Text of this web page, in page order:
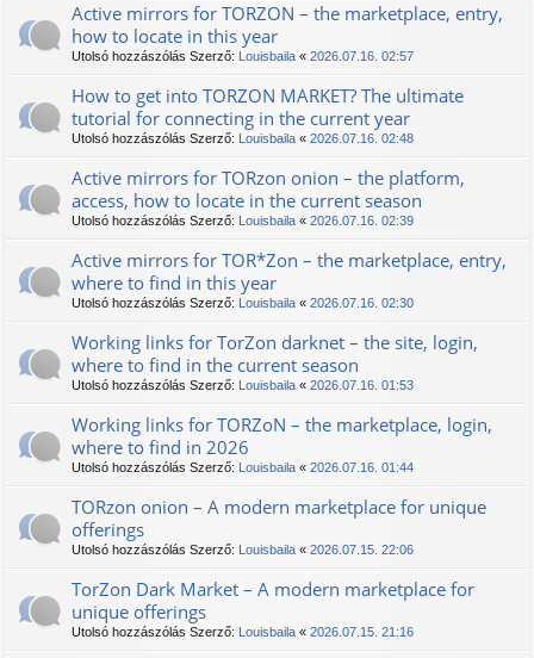
Active mirrors for ТОRZON – the marketplace, entry,
how to locate in this year
Utolsó hozzászólás Szerző: Louisbaila « 2026.07.16. 02:57
How to get into TORZON MARKET? The ultimate
tutorial for connecting in the current year
Utolsó hozzászólás Szerző: Louisbaila « 2026.07.16. 02:48
Active mirrors for TORzon onion – the platform,
access, how to locate in the current season
Utolsó hozzászólás Szerző: Louisbaila « 2026.07.16. 02:39
Active mirrors for TOR*Zon – the marketplace, entry,
where to find in this year
Utolsó hozzászólás Szerző: Louisbaila « 2026.07.16. 02:30
Working links for TorZon darknet – the site, login,
where to find in the current season
Utolsó hozzászólás Szerző: Louisbaila « 2026.07.16. 01:53
Working links for TORZoN – the marketplace, login,
where to find in 2026
Utolsó hozzászólás Szerző: Louisbaila « 2026.07.16. 01:44
TORzon onion – A modern marketplace for unique
offerings
Utolsó hozzászólás Szerző: Louisbaila « 2026.07.15. 22:06
TorZon Dark Market – A modern marketplace for
unique offerings
Utolsó hozzászólás Szerző: Louisbaila « 2026.07.15. 21:16